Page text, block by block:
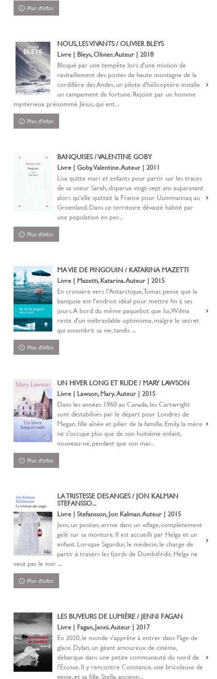
Plus d'infos
NOUS, LES VIVANTS / OLIVIER BLEYS
Livre | Bleys, Olivier. Auteur | 2018
Bloqué par une tempête lors d'une mission de
ravitaillement des postes de haute montagne de la
cordillère des Andes, un pilote d'hélicoptère installe
un campement de fortune. Rejoint par un homme
mystérieux prénommé Jésus, qui ent...
Plus d'infos
BANQUISES / VALENTINE GOBY
Livre | Goby, Valentine. Auteur | 2011
Lisa quitte mari et enfants pour partir sur les traces
de sa soeur Sarah, disparue vingt-sept ans auparavant
alors qu'elle quittait la France pour Uummannaq au
Groenland. Dans ce territoire dévasté habité par
une population en per...
Plus d'infos
MA VIE DE PINGOUIN / KATARINA MAZETTI
Livre | Mazetti, Katarina. Auteur | 2015
En croisière vers l'Antarctique, Tomas pense que la
banquise est l'endroit idéal pour mettre fin à ses
jours. A bord du même paquebot que lui, Wilma
reste d'un inébranlable optimisme, malgré le secret
qui assombrit sa vie, tandis ...
Plus d'infos
UN HIVER LONG ET RUDE / MARY LAWSON
Livre | Lawson, Mary. Auteur | 2015
Dans les années 1960 au Canada, les Cartwright
sont déstabilisés par le départ pour Londres de
Megan, fille aînée et pilier de la famille. Emily, la mère
ne s'occupe plus que de son huitième enfant,
nouveau-né, pendant que son mar...
Plus d'infos
LA TRISTESSE DES ANGES / JON KALMAN
STEFANSSO...
Livre | Stefansson, Jon Kalman. Auteur | 2015
Jens, un postier, arrive dans un village, complètement
gelé sur sa monture. Il est accueilli par Helga et un
enfant. Lorsque Sigurdur, le médecin, le charge de
partir à travers les fjords de Dumbsfirdir, Helga ne
veut pas le voir ...
Plus d'infos
LES BUVEURS DE LUMIÈRE / JENNI FAGAN
Livre | Fagan, Jenni. Auteur | 2017
En 2020, le monde s'apprête à entrer dans l'âge de
glace. Dylan, un géant amoureux de cinéma,
débarque dans une petite communauté du nord de
l'Ecosse. Il y rencontre Constance, une bricoleuse de
génie, et sa fille, Stella, ancienn...